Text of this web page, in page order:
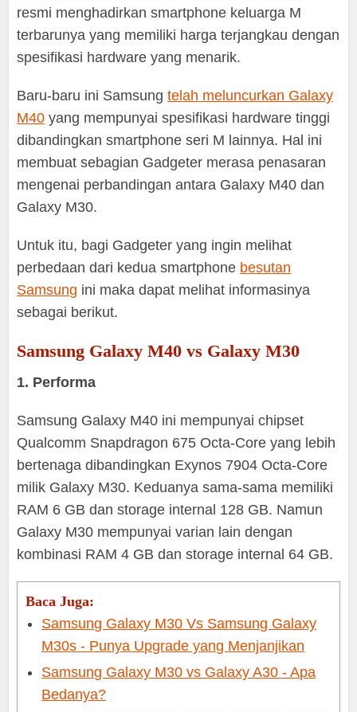
resmi menghadirkan smartphone keluarga M
terbarunya yang memiliki harga terjangkau dengan
spesifikasi hardware yang menarik.
Baru-baru ini Samsungtelah meluncurkan Galaxy
M40 yang mempunyai spesifikasi hardware tinggi
dibandingkan smartphone seri M lainnya. Hal ini
membuat sebagian Gadgeter merasa penasaran
mengenai perbandingan antara Galaxy M40 dan
Galaxy M30.
Untuk itu, bagi Gadgeter yang ingin melihat
perbedaan dari kedua smartphone besutan
Samsung ini maka dapat melihat informasinya
sebagai berikut.
Samsung Galaxy M40 vs Galaxy M30
1. Performa
Samsung Galaxy M40 ini mempunyai chipset
Qualcomm Snapdragon 675 Octa-Core yang lebih
bertenaga dibandingkan Exynos 7904 Octa-Core
milik Galaxy M30. Keduanya sama-sama memiliki
RAM 6 GB dan storage internal 128 GB. Namun
Galaxy M30 mempunyai varian lain dengan
kombinasi RAM 4 GB dan storage internal 64 GB.
Baca Juga:
Samsung Galaxy M30 Vs Samsung Galaxy
M30s - Punya Upgrade yang Menjanjikan
Samsung Galaxy M30 vs Galaxy A30 - Apa
Bedanya?